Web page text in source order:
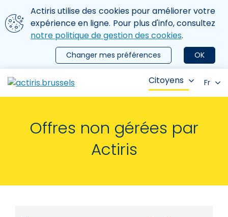
Aller au contenu principal
Nous utilisons des cookies
Actiris utilise des cookies pour améliorer votre
expérience en ligne. Pour plus d'info, consultez
notre politique de gestion des cookies.
OK
Changer mes préférences
le menu
Citoyens Fr
Offres non gérées par
Actiris